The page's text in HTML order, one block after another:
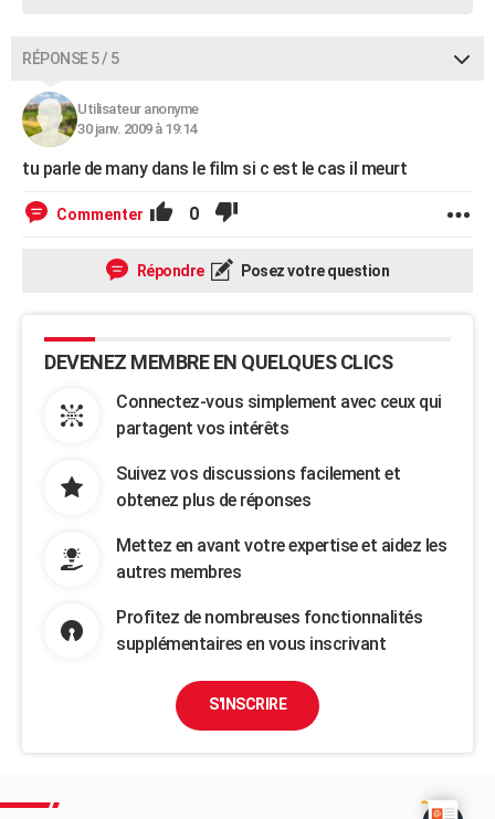
RÉPONSE 5 / 5
Utilisateur anonyme
30 janv. 2009 à 19:14
tu parle de many dans le film si c est le cas il meurt
Commenter 0
Répondre Posez votre question
DEVENEZ MEMBRE EN QUELQUES CLICS
Connectez-vous simplement avec ceux qui
partagent vos intérêts
Suivez vos discussions facilement et
obtenez plus de réponses
Mettez en avant votre expertise et aidez les
autres membres
Profitez de nombreuses fonctionnalités
supplémentaires en vous inscrivant
S'INSCRIRE